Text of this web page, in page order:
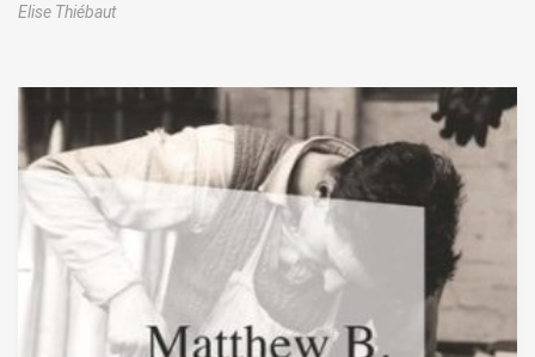
Elise Thiébaut